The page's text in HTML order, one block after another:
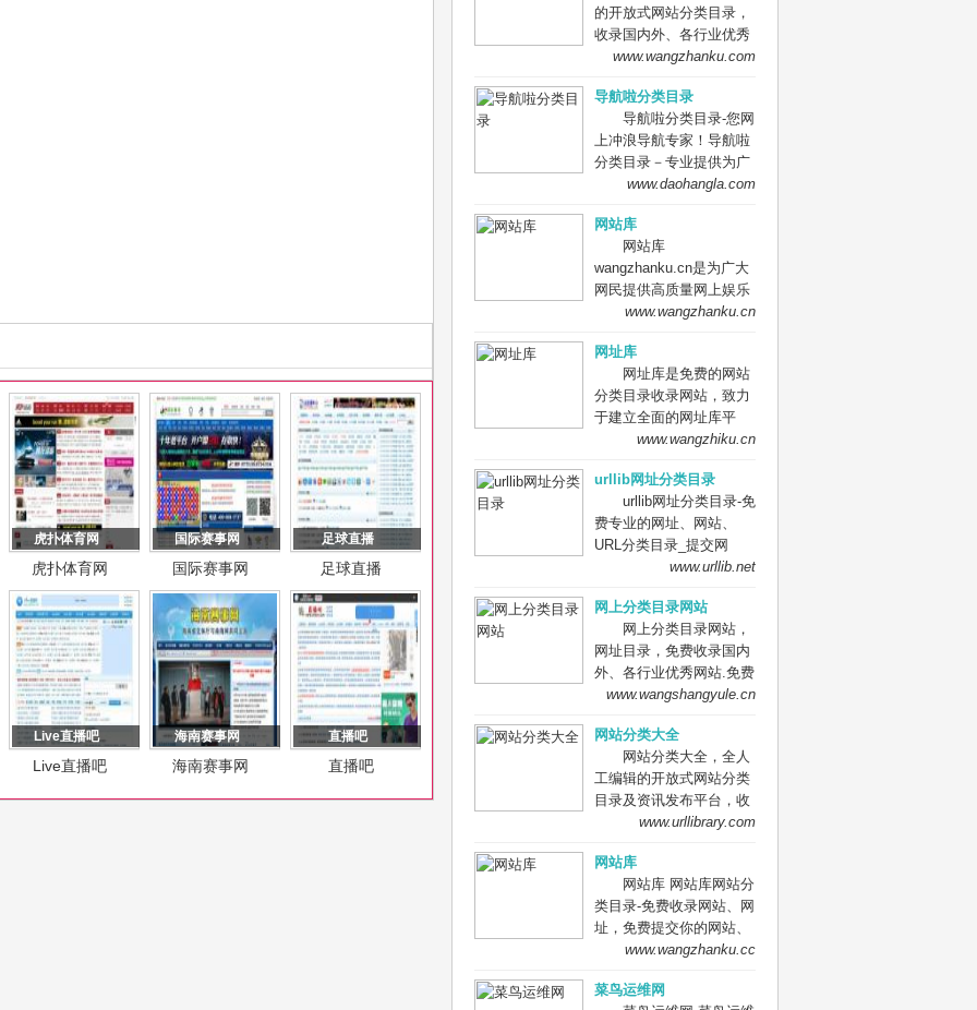
虎扑体育网
虎扑体育网
国际赛事网
国际赛事网
足球直播
足球直播
Live直播吧
Live直播吧
海南赛事网
海南赛事网
直播吧
直播吧
的开放式网站分类目录，
收录国内外、各行业优秀
网站，旨在为用户提供更
索、优秀网站参考、网站
推广服务、网站黄页、网
上娱乐冲浪导航网站。
www.wangzhanku.com
导航啦分类目录
导航啦分类目录-您网
上冲浪导航专家！导航啦
分类目录－专业提供为广
大站长收录的开放式网站
外、各行业优秀正规网站,
全人工编辑收录，为百
度、谷歌、有道、搜狗、
必应等搜索引擎提供索引
参考, 同时也是站长推广
台。
www.daohangla.com
网站库
网站库
wangzhanku.cn是为广大
网民提供高质量网上娱乐
冲浪导航网站，汇聚众多
等网站让广大网民轻松畅
游互联网，同时面向广大
互联网站长提供免费的网
址收录、免费网站收录、
免费外链平台。
www.wangzhanku.cn
网址库
网址库是免费的网站
分类目录收录网站，致力
于建立全面的网址库平
台：免费收录网站、网
秀的网站网址,让你轻松畅
游互联网，找到您想要的
网站、信息资源；加入网
址库让我们共同成长。网
址库!网址酷！上网，您需
用网址一网打尽！
www.wangzhiku.cn
urllib网址分类目录
urllib网址分类目录-免
费专业的网址、网站、
URL分类目录_提交网
址、网站、URL到我们的
www.urllib.net
网上分类目录网站
网上分类目录网站，
网址目录，免费收录国内
外、各行业优秀网站.免费
收录网站、网址，免费提
www.wangshangyule.cn
网站分类大全
网站分类大全，全人
工编辑的开放式网站分类
目录及资讯发布平台，收
录国内外、各行业优秀网
分类目录网站检索、优秀
网站目录参考、网站优化
推广及互联网资讯服务。
www.urllibrary.com
网站库
网站库 网站库网站分
类目录-免费收录网站、网
址，免费提交你的网站、
网址到网站库,网站免费收
口,网站网址大全，
www.wangzhanku.cc
菜鸟运维网